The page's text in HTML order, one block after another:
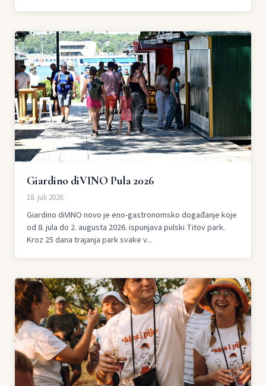
Giardino diVINO Pula 2026
18. juli 2026.
Giardino diVINO novo je eno-gastronomsko događanje koje
od 8. jula do 2. augusta 2026. ispunjava pulski Titov park.
Kroz 25 dana trajanja park svake v...